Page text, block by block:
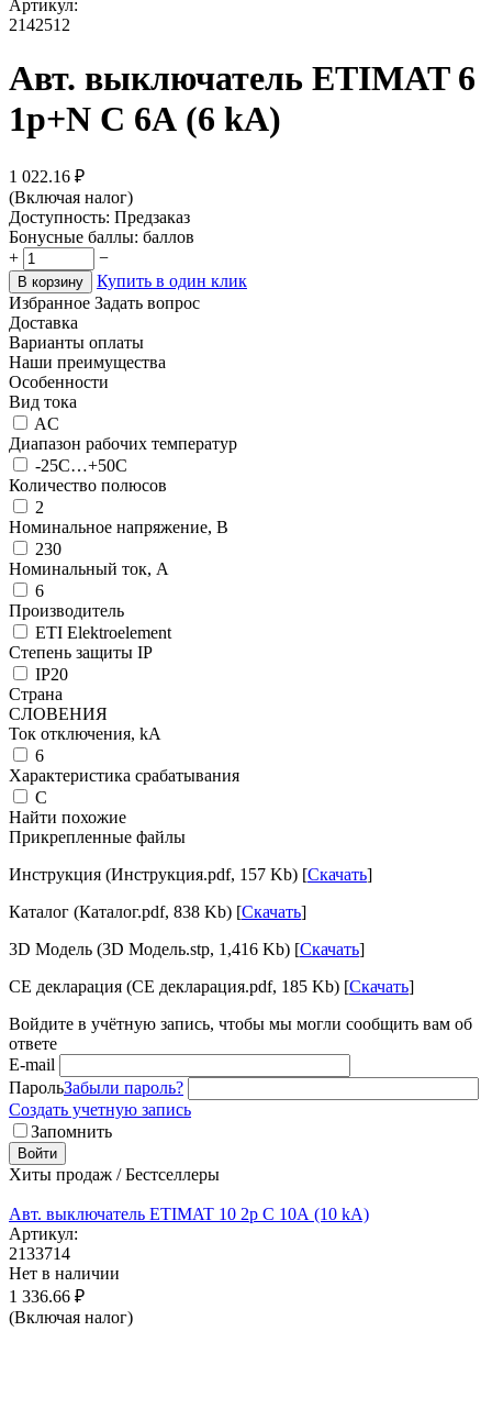
Артикул:
2142512
Авт. выключатель ETIMAT 6
1p+N C 6А (6 kA)
1 022.16 ₽
(Включая налог)
Доступность: Предзаказ
Бонусные баллы: баллов
+
−
В корзину
Купить в один клик
Избранное Задать вопрос
Доставка
Варианты оплаты
Наши преимущества
Особенности
Вид тока
AC
Диапазон рабочих температур
-25С…+50С
Количество полюсов
2
Номинальное напряжение, В
230
Номинальный ток, А
6
Производитель
ETI Elektroelement
Степень защиты IP
IP20
Страна
СЛОВЕНИЯ
Ток отключения, kА
6
Характеристика срабатывания
C
Найти похожие
Прикрепленные файлы
Инструкция (Инструкция.pdf, 157 Kb) [Скачать]
Каталог (Каталог.pdf, 838 Kb) [Скачать]
3D Модель (3D Модель.stp, 1,416 Kb) [Скачать]
CE декларация (CE декларация.pdf, 185 Kb) [Скачать]
Войдите в учётную запись, чтобы мы могли сообщить вам об
ответе
E-mail
ПарольЗабыли пароль?
Создать учетную запись
Запомнить
Войти
Хиты продаж / Бестселлеры
Авт. выключатель ETIMAT 10 2p C 10А (10 kA)
Артикул:
2133714
Нет в наличии
1 336.66 ₽
(Включая налог)